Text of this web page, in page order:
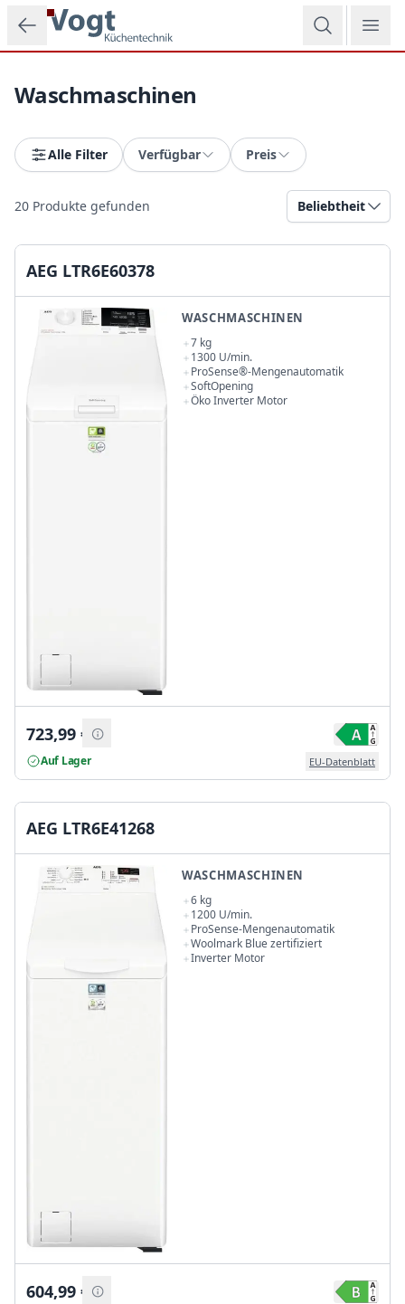
Zum Hauptinhalt springen
Waschmaschinen
Alle Filter Verfügbar Preis
20 Produkte gefunden Beliebtheit
AEG LTR6E60378
WASCHMASCHINEN
7 kg
1300 U/min.
ProSense®-Mengenautomatik
SoftOpening
Öko Inverter Motor
723,99 €
Auf Lager EU-Datenblatt
AEG LTR6E41268
WASCHMASCHINEN
6 kg
1200 U/min.
ProSense-Mengenautomatik
Woolmark Blue zertifiziert
Inverter Motor
604,99 €